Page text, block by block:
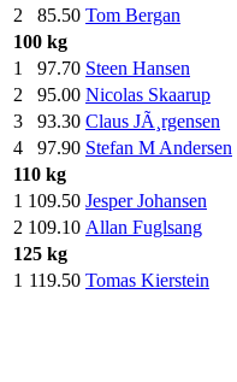
2
85.50 Tom Bergan
100 kg
1
97.70 Steen Hansen
2
95.00 Nicolas Skaarup
3
93.30 Claus JÃ¸rgensen
4
97.90 Stefan M Andersen
110 kg
1 109.50 Jesper Johansen
2 109.10 Allan Fuglsang
125 kg
1 119.50 Tomas Kierstein